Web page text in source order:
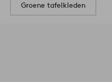
Groene tafelkleden